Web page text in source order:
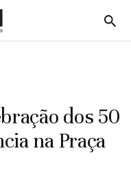
5
dos 50
na Praça